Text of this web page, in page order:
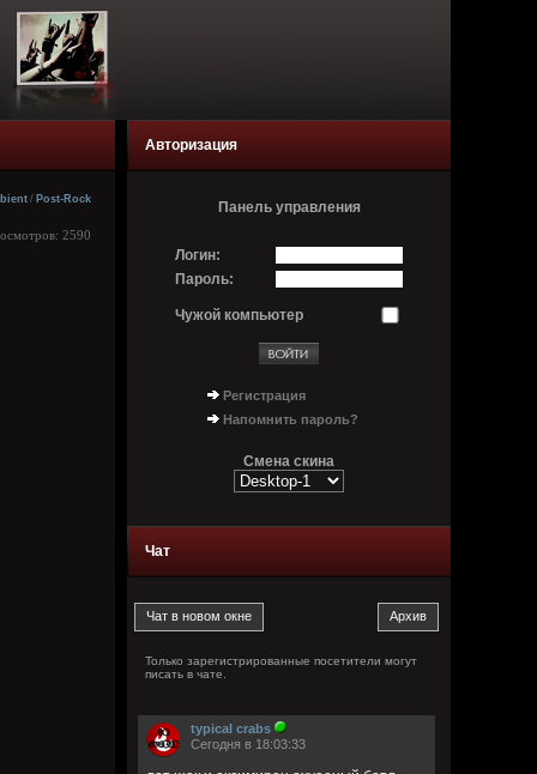
/ Post-Rock
2590
Авторизация
Панель управления
Логин:
Пароль:
Чужой компьютер
Регистрация
Напомнить пароль?
Смена скина
Чат
Только зарегистрированные посетители могут
писать в чате.
typical crabs
Сегодня в 18:03:33